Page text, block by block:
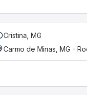
Cristina, MG
Carmo de Minas, MG -